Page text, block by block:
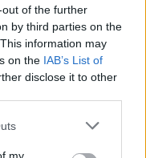
of the further
by third parties on the
information may
on the IAB’s List of
disclose it to other